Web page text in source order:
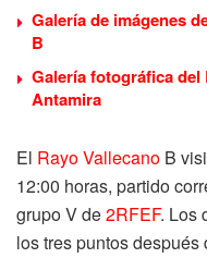
Galería de imágenes
B
Galería fotográfica del
Antamira
El Rayo Vallecano B
12:00 horas, partido
grupo V de2RFEF. Los
los tres puntos